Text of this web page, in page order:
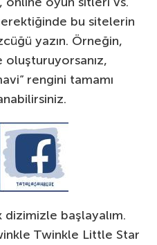
bu sitelerin
yazın. Örneğin,
rengini tamamı
başlayalım.
Twinkle Little Star